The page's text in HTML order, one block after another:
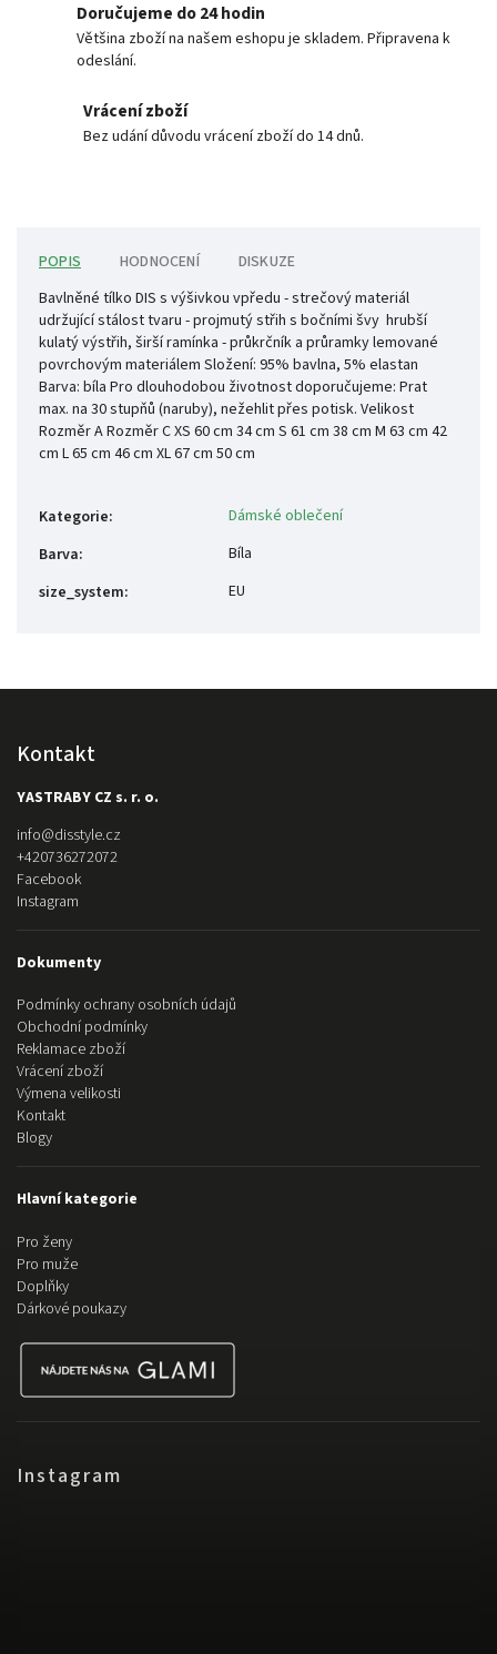
Doručujeme do 24 hodin
Většina zboží na našem eshopu je skladem. Připravena k
odeslání.
Vrácení zboží
Bez udání důvodu vrácení zboží do 14 dnů.
POPIS HODNOCENÍ
DISKUZE
Bavlněné tílko DIS s výšivkou vpředu - strečový materiál
udržující stálost tvaru - projmutý střih s bočními švy hrubší
kulatý výstřih, širší ramínka - průkrčník a průramky lemované
povrchovým materiálem Složení: 95% bavlna, 5% elastan
Barva: bíla Pro dlouhodobou životnost doporučujeme: Prat
max. na 30 stupňů (naruby), nežehlit přes potisk. Velikost
Rozměr A Rozměr C XS 60 cm 34 cm S 61 cm 38 cm M 63 cm 42
cm L 65 cm 46 cm XL 67 cm 50 cm
Kategorie:
Dámské oblečení
Barva:
Bíla
size_system: EU
Kontakt
YASTRABY CZ s. r. o.
info@disstyle.cz
+420736272072
Facebook
Instagram
Dokumenty
Podmínky ochrany osobních údajů
Obchodní podmínky
Reklamace zboží
Vrácení zboží
Výmena velikosti
Kontakt
Blogy
Hlavní kategorie
Pro ženy
Pro muže
Doplňky
Dárkové poukazy
Instagram